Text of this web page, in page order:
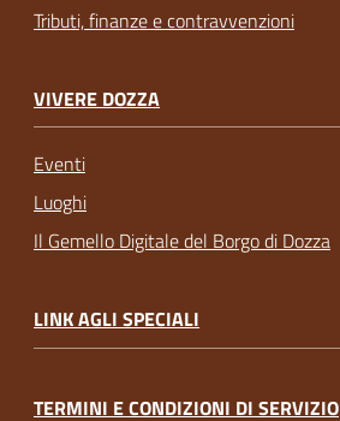
Tributi, finanze e contravvenzioni
VIVERE DOZZA
Eventi
Luoghi
Il Gemello Digitale del Borgo di Dozza
LINK AGLI SPECIALI
TERMINI E CONDIZIONI DI SERVIZIO